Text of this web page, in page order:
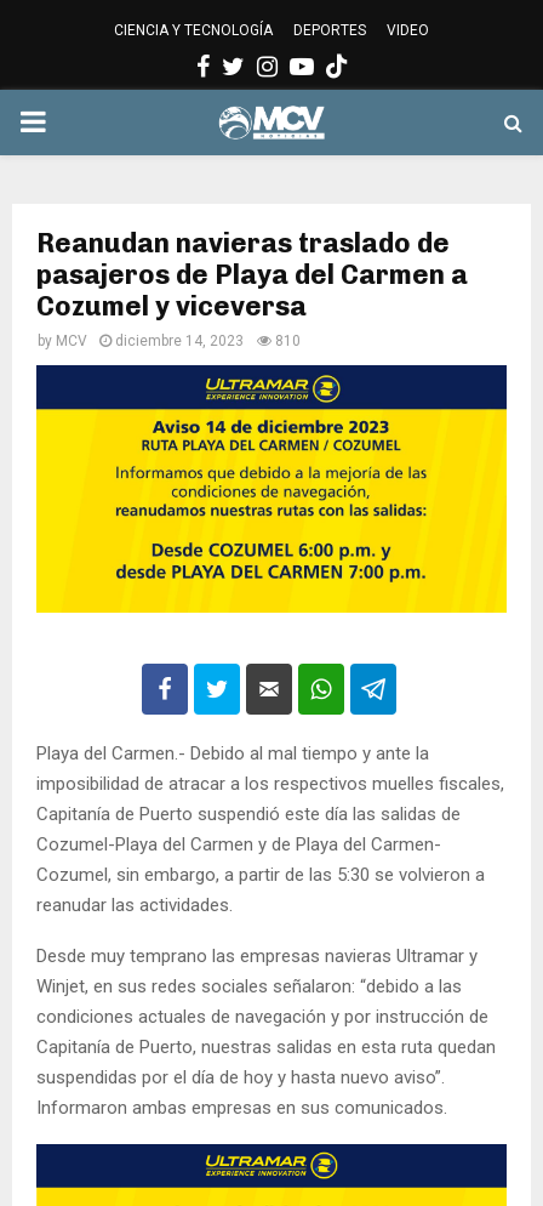
CIENCIA Y TECNOLOGÍA DEPORTES VIDEO
Facebook
Twitter
Instagram
Youtube
PRIMARY
Reanudan navieras traslado de
pasajeros de Playa del Carmen a
Cozumel y viceversa
by MCV diciembre 14, 2023 810
Playa del Carmen.- Debido al mal tiempo y ante la
imposibilidad de atracar a los respectivos muelles fiscales,
Capitanía de Puerto suspendió este día las salidas de
Cozumel-Playa del Carmen y de Playa del Carmen-
Cozumel, sin embargo, a partir de las 5:30 se volvieron a
reanudar las actividades.
Desde muy temprano las empresas navieras Ultramar y
Winjet, en sus redes sociales señalaron: “debido a las
condiciones actuales de navegación y por instrucción de
Capitanía de Puerto, nuestras salidas en esta ruta quedan
suspendidas por el día de hoy y hasta nuevo aviso”.
Informaron ambas empresas en sus comunicados.